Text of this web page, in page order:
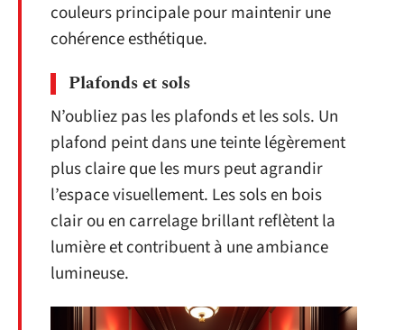
couleurs principale pour maintenir une
cohérence esthétique.
Plafonds et sols
N’oubliez pas les plafonds et les sols. Un
plafond peint dans une teinte légèrement
plus claire que les murs peut agrandir
l’espace visuellement. Les sols en bois
clair ou en carrelage brillant reflètent la
lumière et contribuent à une ambiance
lumineuse.